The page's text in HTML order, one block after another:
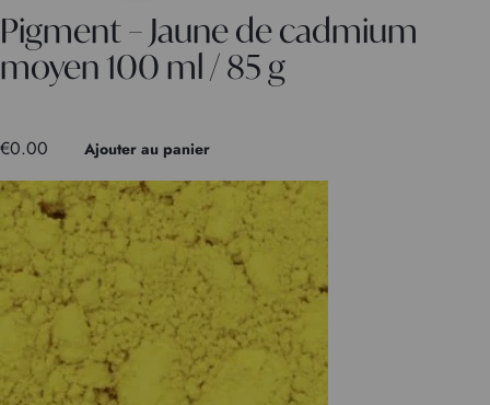
Pigment – Jaune de cadmium
moyen 100 ml / 85 g
€0.00 Ajouter au panier